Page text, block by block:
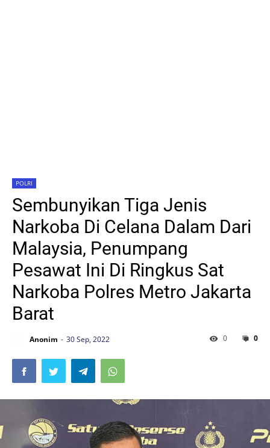
POLRI
Sembunyikan Tiga Jenis
Narkoba Di Celana Dalam Dari
Malaysia, Penumpang
Pesawat Ini Di Ringkus Sat
Narkoba Polres Metro Jakarta
Barat
Anonim 30 Sep, 2022 0
0